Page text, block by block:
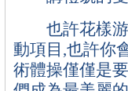
也許花樣游
動項目,也許你
術體操僅僅是